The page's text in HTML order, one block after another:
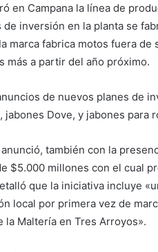
en Campana la línea de
inversión en la planta se
marca fabrica motos fuera de
más a partir del año próximo.
de nuevos planes de
Dove, y jabones para
también con la
$5.000 millones con el cual
que la iniciativa incluye
local por primera vez de
la Maltería en Tres Arroyos».